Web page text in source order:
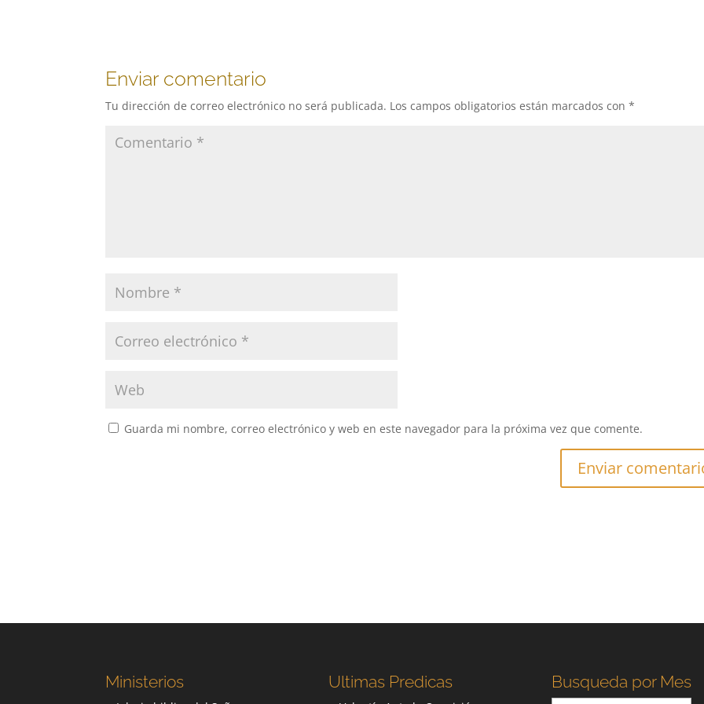
Enviar comentario
Tu dirección de correo electrónico no será publicada. Los campos obligatorios están marcados con*
Guarda mi nombre, correo electrónico y web en este navegador para la próxima vez que comente.
Ministerios Ultimas Predicas Busqueda por Mes